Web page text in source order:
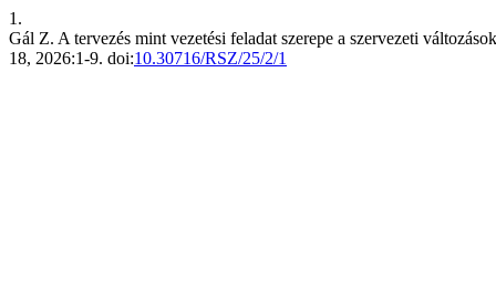
1.
Gál Z. A tervezés mint vezetési feladat szerepe a szervezeti
18, 2026:1-9. doi:10.30716/RSZ/25/2/1